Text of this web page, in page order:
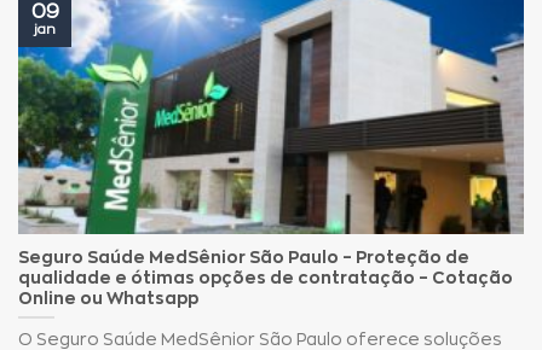
Seguro Saúde MedSênior São Paulo – Proteção de
qualidade e ótimas opções de contratação – Cotação
Online ou Whatsapp
O Seguro Saúde MedSênior São Paulo oferece soluções
09
jan